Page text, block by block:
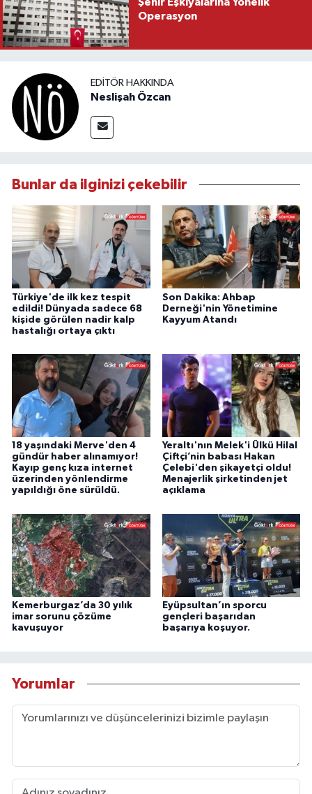
Operasyon
EDITÖR HAKKINDA
Neslişah Özcan
Bunlar da ilginizi çekebilir
Türkiye'de ilk kez tespit
edildi! Dünyada sadece 68
kişide görülen nadir kalp
hastalığı ortaya çıktı
Son Dakika: Ahbap
Derneği'nin Yönetimine
Kayyum Atandı
18 yaşındaki Merve'den 4
gündür haber alınamıyor!
Kayıp genç kıza internet
üzerinden yönlendirme
yapıldığı öne sürüldü.
Yeraltı'nın Melek'i Ülkü Hilal
Çiftçi’nin babası Hakan
Çelebi'den şikayetçi oldu!
Menajerlik şirketinden jet
açıklama
Kemerburgaz’da 30 yılık
imar sorunu çözüme
kavuşuyor
Eyüpsultan’ın sporcu
gençleri başarıdan
başarıya koşuyor.
Yorumlar